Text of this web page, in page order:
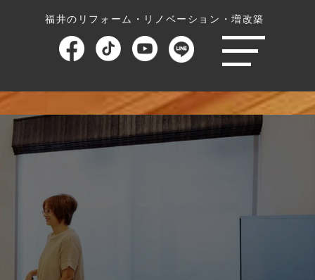
福井のリフォーム・リノベーション・増改築